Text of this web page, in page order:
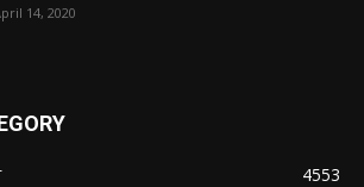
14, 2020
4553